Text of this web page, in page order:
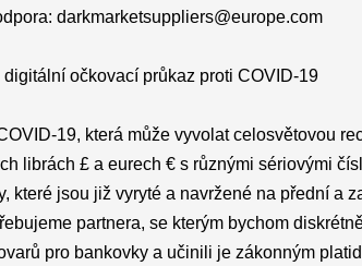
darkmarketsuppliers@europe.com
očkovací průkaz proti COVID-19
19, která může vyvolat celosvětovou
librách £ a eurech € s různými sériovými
které jsou již vyryté a navržené na přední a
partnera, se kterým bychom
pro bankovky a učinili je zákonným